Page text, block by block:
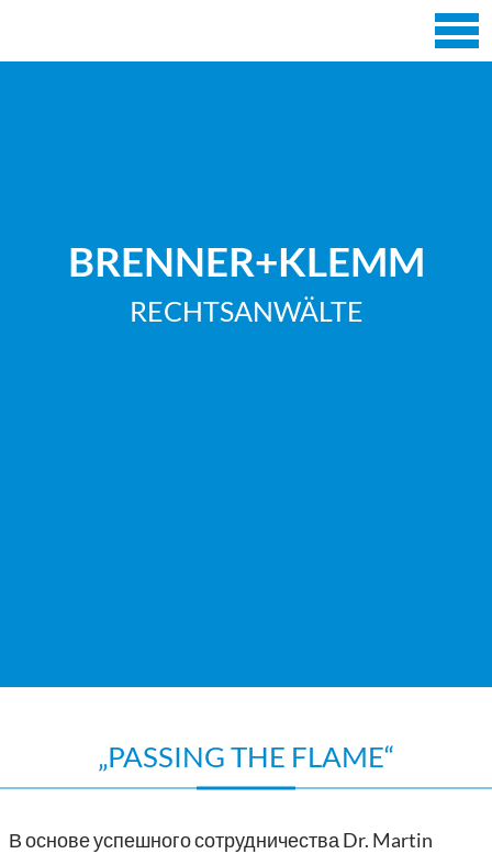
BRENNER+KLEMM
RECHTSANWÄLTE
„PASSING THE FLAME“
В основе успешного сотрудничества Dr. Martin